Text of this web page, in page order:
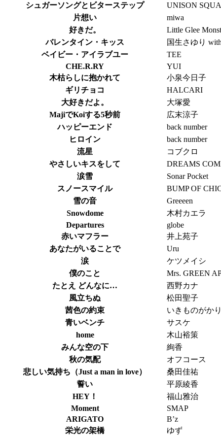
シュガーソングとビターステップ
UNISON
片想い
miwa
好きだ。
Little Glee
バレンタイン・キッス
国生さゆり
ベイビー・アイラブユー
TEE
CHE.R.RY
YUI
木枯らしに抱かれて
小泉今日子
ギリチョコ
HALCARI
大好きだよ。
大塚愛
MajiでKoiする5秒前
広末涼子
ハッピーエンド
back number
ヒロイン
back number
流星
コブクロ
やさしいキスをして
DREAMS
涙雪
Sonar Pocket
スノースマイル
BUMP OF
雪の音
Greeeen
Snowdome
木村カエラ
Departures
globe
赤いマフラー
井上苑子
あなたがいることで
Uru
涙
ケツメイシ
僕のこと
Mrs. GREEN
たとえ どんなに…
西野カナ
風立ちぬ
松田聖子
茜色の約束
いきものがか
青いベンチ
サスケ
home
木山裕策
みんな空の下
絢香
秋の気配
オフコース
悲しい気持ち（Just a man in love）
桑田佳祐
誓い
平原綾香
HEY！
福山雅治
Moment
SMAP
ARIGATO
B’z
栄光の架橋
ゆず